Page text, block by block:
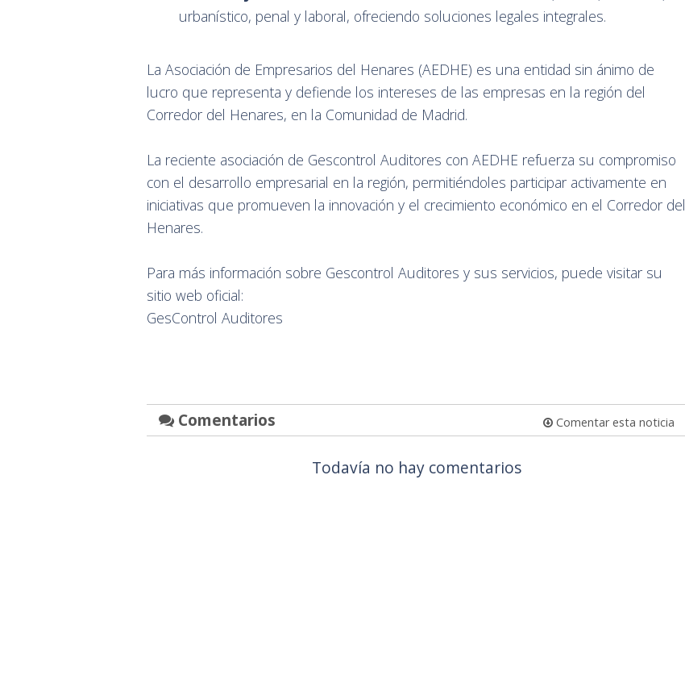
urbanístico, penal y laboral, ofreciendo soluciones legales integrales.
La Asociación de Empresarios del Henares (AEDHE) es una entidad sin ánimo de
lucro que representa y defiende los intereses de las empresas en la región del
Corredor del Henares, en la Comunidad de Madrid.
La reciente asociación de Gescontrol Auditores con AEDHE refuerza su compromiso
con el desarrollo empresarial en la región, permitiéndoles participar activamente en
iniciativas que promueven la innovación y el crecimiento económico en el Corredor del
Henares.
Para más información sobre Gescontrol Auditores y sus servicios, puede visitar su
sitio web oficial:
GesControl Auditores
Comentarios Comentar esta noticia
Todavía no hay comentarios